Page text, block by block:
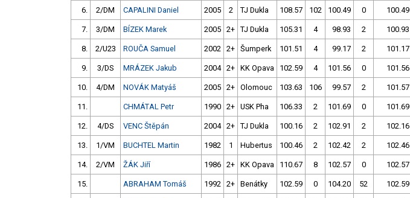
6. 2/DM CAPALINI Daniel 2005 2 TJ Dukla 108.57 102 100.49 0 100.49
7. 3/DM BÍZEK Marek 2005 2+ TJ Dukla 105.31 4 98.93 2 100.93
8. 2/U23 ROUČA Samuel 2002 2+ Šumperk 101.51 4 99.17 2 101.17
9. 3/DS MRÁZEK Jakub 2004 2+ KK Opava 102.59 4 101.56 0 101.56
10. 4/DM NOVÁK Matyáš 2005 2+ Olomouc 103.63 106 99.57 2 101.57
11. CHMÁTAL Petr 1990 2+ USK Pha 106.33 2 101.69 0 101.69
12. 4/DS VENC Štěpán 2004 2+ TJ Dukla 100.16 2 102.91 2 102.16
13. 1/VM BUCHTEL Martin 1982 1 Hubertus 100.46 2 102.42 2 102.46
14. 2/VM ŽÁK Jiří 1986 2+ KK Opava 110.67 8 102.57 0 102.57
15. ABRAHAM Tomáš 1992 2+ Benátky 102.59 0 104.20 52 102.59